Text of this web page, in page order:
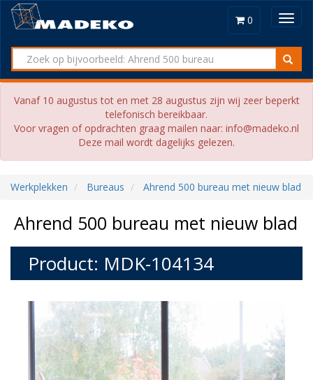
0
Vanaf 10 augustus tot en met 28 augustus zijn wij zeer beperkt
telefonisch bereikbaar.
Voor vragen of opdrachten graag mailen naar: info@madeko.nl
Deze mail wordt dagelijks gelezen.
Werkplekken Bureaus Ahrend 500 bureau met nieuw blad
Ahrend 500 bureau met nieuw blad
Product: MDK-104134